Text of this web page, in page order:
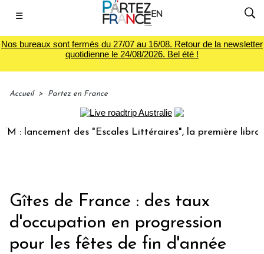
☰
Nos bureaux sont fermés du 27/07 au 16/08. Retour de la newsletter
quotidienne le 24/08/2026. Bel été !
Accueil > Partez en France
des "Escales Littéraires", la première librairie
Gîtes de France : des taux
d'occupation en progression
pour les fêtes de fin d'année